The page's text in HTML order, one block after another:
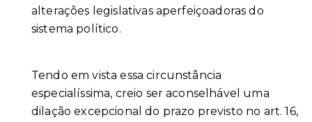
alterações legislativas aperfeiçoadoras do
sistema político.
Tendo em vista essa circunstância
especialíssima, creio ser aconselhável uma
dilação excepcional do prazo previsto no art. 16,